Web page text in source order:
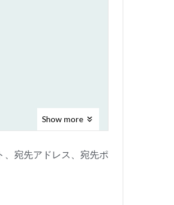
Show more
、宛先アドレス、宛先ポ